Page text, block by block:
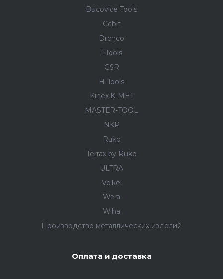
Bucovice Tools
Cobit
Dronco
FTools
GSR
H-Tools
Kinex K-MET
MASTER-TOOL
NKP
Ruko
Terrax by Ruko
ULTRA
Volkel
Wera
Wiha
Производство металлических изделий
Оплата и доставка